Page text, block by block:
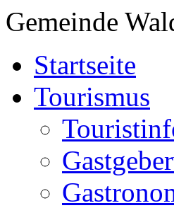
Gemeinde
Startseite
Tourismus